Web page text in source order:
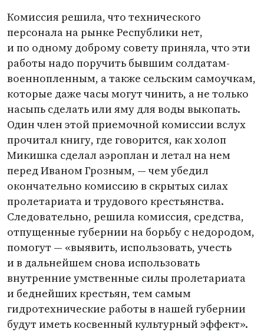
Комиссия решила, что технического
персонала на рынке Республики нет,
и по одному доброму совету приняла, что эти
работы надо поручить бывшим солдатам-
военнопленным, а также сельским самоучкам,
которые даже часы могут чинить, а не только
насыпь сделать или яму для воды выкопать.
Один член этой приемочной комиссии вслух
прочитал книгу, где говорится, как холоп
Микишка сделал аэроплан и летал на нем
перед Иваном Грозным, — чем убедил
окончательно комиссию в скрытых силах
пролетариата и трудового крестьянства.
Следовательно, решила комиссия, средства,
отпущенные губернии на борьбу с недородом,
помогут — «выявить, использовать, учесть
и в дальнейшем снова использовать
внутренние умственные силы пролетариата
и беднейших крестьян, тем самым
гидротехнические работы в нашей губернии
будут иметь косвенный культурный эффект».